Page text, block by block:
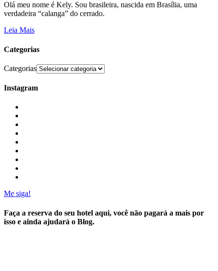
Olá meu nome é Kely. Sou brasileira, nascida em Brasília, uma
verdadeira “calanga” do cerrado.
Leia Mais
Categorias
Categorias
Instagram
Me siga!
Faça a reserva do seu hotel aqui, você não pagará a mais por
isso e ainda ajudará o Blog.